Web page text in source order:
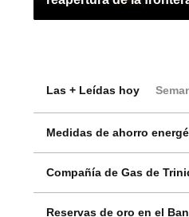
Las + Leídas hoy
Medidas de ahorro
Compañía de Gas de
Reservas de oro en el